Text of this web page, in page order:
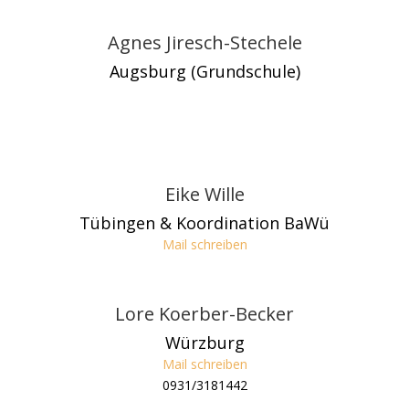
Agnes Jiresch-Stechele
Augsburg (Grundschule)
Eike Wille
Tübingen & Koordination BaWü
Mail schreiben
Lore Koerber-Becker
Würzburg
Mail schreiben
0931/3181442